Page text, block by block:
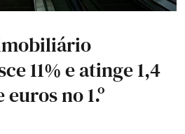
11% e atinge 1,4
no 1.º